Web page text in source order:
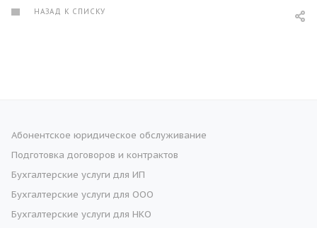
НАЗАД К СПИСКУ
Абонентское юридическое обслуживание
Подготовка договоров и контрактов
Бухгалтерские услуги для ИП
Бухгалтерские услуги для ООО
Бухгалтерские услуги для НКО